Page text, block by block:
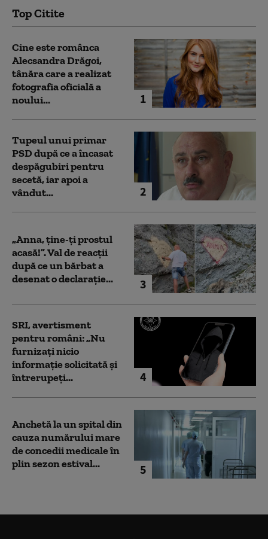
Top Citite
1
Cine este românca
Alecsandra Drăgoi,
tânăra care a realizat
fotografia oficială a
noului...
2
Tupeul unui primar
PSD după ce a încasat
despăgubiri pentru
secetă, iar apoi a
vândut...
3
„Anna, ţine-ţi prostul
acasă!”. Val de reacții
după ce un bărbat a
desenat o declarație...
4
SRI, avertisment
pentru români: „Nu
furnizați nicio
informație solicitată și
întrerupeți...
5
Anchetă la un spital din
cauza numărului mare
de concedii medicale în
plin sezon estival...